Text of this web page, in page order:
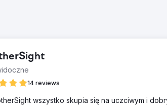
14 reviews
wszystko skupia się na uczciwym i